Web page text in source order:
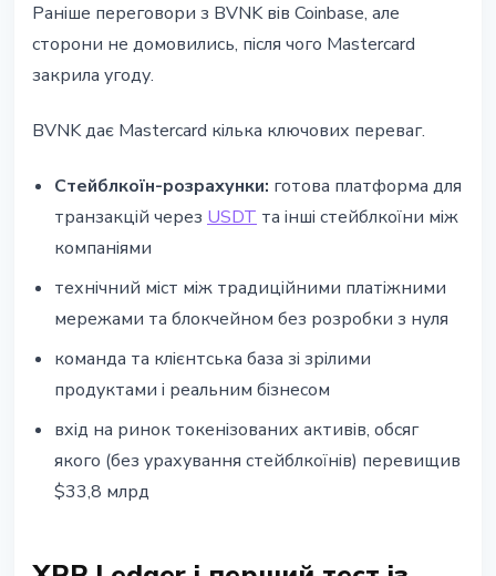
Раніше переговори з BVNK вів Coinbase, але
сторони не домовились, після чого Mastercard
закрила угоду.
BVNK дає Mastercard кілька ключових переваг.
Стейблкоїн-розрахунки: готова платформа для
транзакцій через USDT та інші стейблкоїни між
компаніями
технічний міст між традиційними платіжними
мережами та блокчейном без розробки з нуля
команда та клієнтська база зі зрілими
продуктами і реальним бізнесом
вхід на ринок токенізованих активів, обсяг
якого (без урахування стейблкоїнів) перевищив
$33,8 млрд